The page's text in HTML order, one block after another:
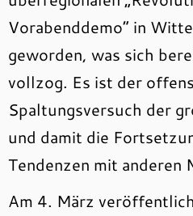
Vorabenddemo“ in
geworden, was sich
vollzog. Es ist der
Spaltungsversuch der
und damit die
Tendenzen mit anderen
Am 4. März